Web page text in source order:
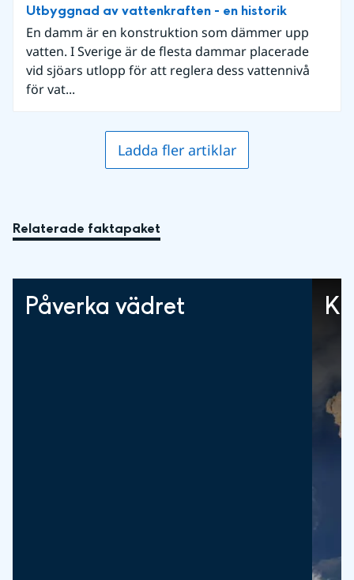
Utbyggnad av vattenkraften - en historik
En damm är en konstruktion som dämmer upp
vatten. I Sverige är de flesta dammar placerade
vid sjöars utlopp för att reglera dess vattennivå
för vat...
Ladda fler artiklar
Relaterade faktapaket
Påverka vädret